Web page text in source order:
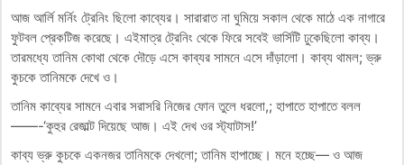
আজ আর্লি মর্নিং ট্রেনিং ছিলো কাব্যের। সারারাত না ঘুমিয়ে সকাল থেকে মাঠে এক নাগারে
ফুটবল প্রেকটিজ করেছে। এইমাত্র ট্রেনিং থেকে ফিরে সবেই ভার্সিটি ঢুকেছিলো কাব্য।
তারমধ্যে তানিম কোথা থেকে দৌড়ে এসে কাব্যর সামনে এসে দাঁড়ালো। কাব্য থামল; ভ্রু
কুচকে তানিমকে দেখে ও।
তানিম কাব্যের সামনে এবার সরাসরি নিজের ফোন তুলে ধরলো,; হাপাতে হাপাতে বলল
——-‘কুহুর রেজাল্ট দিয়েছে আজ। এই দেখ ওর স্ট্যাটাস!’
কাব্য ভ্রু কুচকে একনজর তানিমকে দেখলো; তানিম হাপাচ্ছে। মনে হচ্ছে— ও আজ